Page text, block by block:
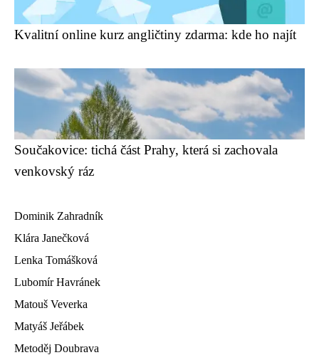
Kvalitní online kurz angličtiny zdarma: kde ho najít
Součakovice: tichá část Prahy, která si zachovala
venkovský ráz
Dominik Zahradník
Klára Janečková
Lenka Tomášková
Lubomír Havránek
Matouš Veverka
Matyáš Jeřábek
Metoděj Doubrava